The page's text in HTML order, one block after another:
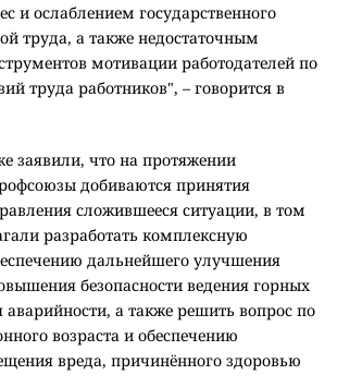
и ослаблением государственного
труда, а также недостаточным
мотивации работодателей по
труда работников", – говорится в
заявили, что на протяжении
добиваются принятия
сложившееся ситуации, в том
разработать комплексную
дальнейшего улучшения
безопасности ведения горных
аварийности, а также решить вопрос по
возраста и обеспечению
вреда, причинённого здоровью